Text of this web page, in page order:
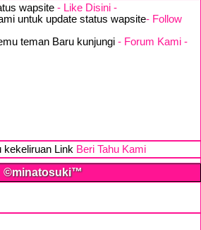
wapsite - Like Disini -
untuk update status wapsite- Follow
teman Baru kunjungi - Forum Kami -
kekeliruan Link Beri Tahu Kami
©minatosuki™